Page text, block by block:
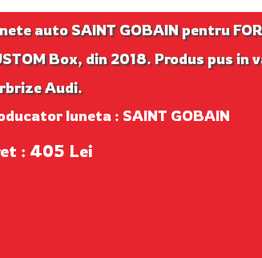
auto SAINT GOBAIN pentru
Box, din 2018. Produs pus in
Audi.
luneta : SAINT GOBAIN
: 405 Lei